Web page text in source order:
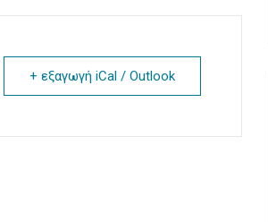
+ εξαγωγή iCal / Outlook